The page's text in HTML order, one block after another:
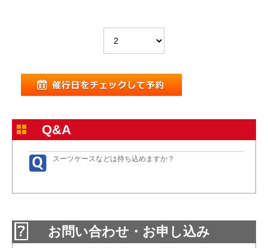
Q&A
スーツケースなどは持ち込めますか？
お問い合わせ・お申し込み